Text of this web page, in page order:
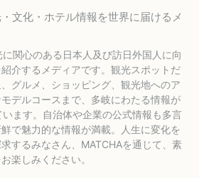
文化・ホテル情報を世界に届けるメ
関心のある日本人及び訪日外国人に向
介するメディアです。観光スポットだ
グルメ、ショッピング、観光地へのア
デルコースまで、多岐にわたる情報が
ます。自治体や企業の公式情報も多言
で魅力的な情報が満載。人生に変化を
するみなさん、MATCHAを通じて、素
楽しみください。